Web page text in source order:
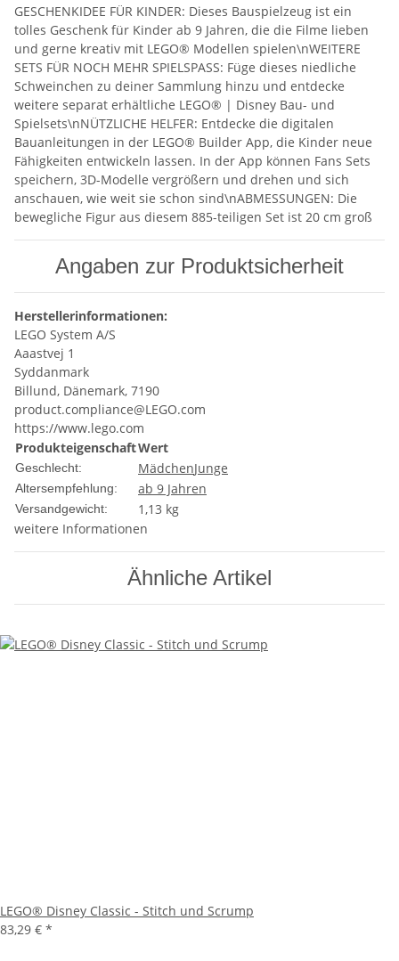
GESCHENKIDEE FÜR KINDER: Dieses Bauspielzeug ist ein
tolles Geschenk für Kinder ab 9 Jahren, die die Filme lieben
und gerne kreativ mit LEGO® Modellen spielen\nWEITERE
SETS FÜR NOCH MEHR SPIELSPASS: Füge dieses niedliche
Schweinchen zu deiner Sammlung hinzu und entdecke
weitere separat erhältliche LEGO® | Disney Bau- und
Spielsets\nNÜTZLICHE HELFER: Entdecke die digitalen
Bauanleitungen in der LEGO® Builder App, die Kinder neue
Fähigkeiten entwickeln lassen. In der App können Fans Sets
speichern, 3D-Modelle vergrößern und drehen und sich
anschauen, wie weit sie schon sind\nABMESSUNGEN: Die
bewegliche Figur aus diesem 885-teiligen Set ist 20 cm groß
Angaben zur Produktsicherheit
Herstellerinformationen:
LEGO System A/S
Aaastvej 1
Syddanmark
Billund, Dänemark, 7190
product.compliance@LEGO.com
https://www.lego.com
ProdukteigenschaftWert
Geschlecht: MädchenJunge
Altersempfehlung: ab 9 Jahren
Versandgewicht:
1,13 kg
weitere Informationen
Ähnliche Artikel
LEGO® Disney Classic - Stitch und Scrump
83,29 € *